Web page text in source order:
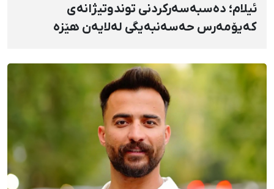
ئیلام؛ دەسبەسەرکردنی توندوتیژانەی
کەیۆمەرس حەسەنبەیگی لەلایەن هێزە
نادیار